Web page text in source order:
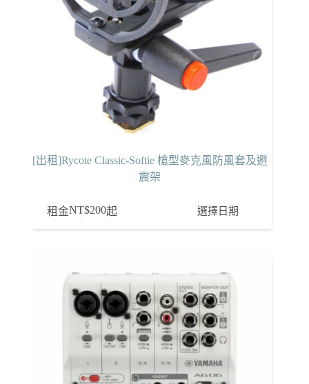
[出租]Rycote Classic-Softie 槍型麥克風防風套及避
震架
租金NT$200起 選擇日期